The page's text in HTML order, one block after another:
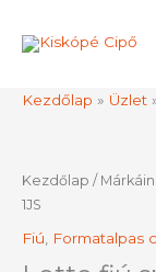
Kezdőlap » Üzlet
Kezdőlap /
1JS
Fiú Formatalpas
sport
35/
216893